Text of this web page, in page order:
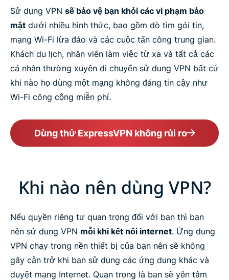
Sử dụng VPN sẽ bảo vệ bạn khỏi các vi phạm bảo
mật dưới nhiều hình thức, bao gồm dò tìm gói tin,
mạng Wi-Fi lừa đảo và các cuộc tấn công trung gian.
Khách du lịch, nhân viên làm việc từ xa và tất cả các
cá nhân thường xuyên di chuyển sử dụng VPN bất cứ
khi nào họ dùng một mạng không đáng tin cậy như
Wi-Fi công cộng miễn phí.
Dùng thử ExpressVPN không rủi ro
Khi nào nên dùng VPN?
Nếu quyền riêng tư quan trọng đối với bạn thì bạn
nên sử dụng VPN mỗi khi kết nối internet. Ứng dụng
VPN chạy trong nền thiết bị của bạn nên sẽ không
gây cản trở khi bạn sử dụng các ứng dụng khác và
duyệt mạng Internet. Quan trọng là bạn sẽ yên tâm